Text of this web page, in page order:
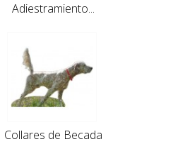
Adiestramiento...
Collares de Becada